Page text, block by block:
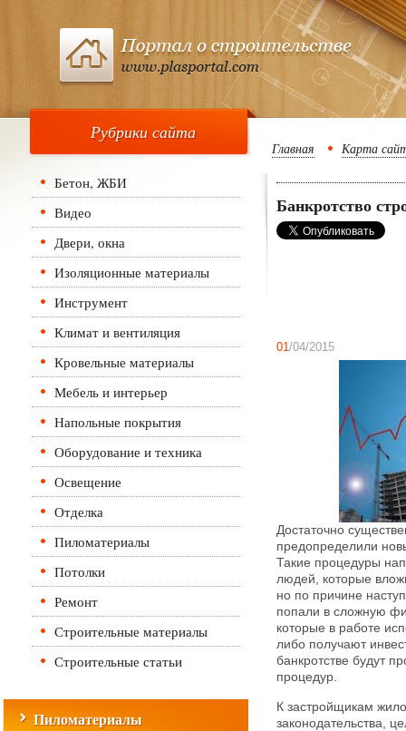
Рубрики сайта
Бетон, ЖБИ
Видео
Двери, окна
Изоляционные материалы
Инструмент
Климат и вентиляция
Кровельные материалы
Мебель и интерьер
Напольные покрытия
Оборудование и техника
Освещение
Отделка
Пиломатериалы
Потолки
Ремонт
Строительные материалы
Строительные статьи
Пиломатериалы
Главная Карта
Банкротство
01/04/2015
Достаточно
предопределили
Такие процедуры
людей, которые
но по причине
попали в сложную
которые в работе
либо получают
банкротстве будут
процедур.
К застройщикам
законодательства,